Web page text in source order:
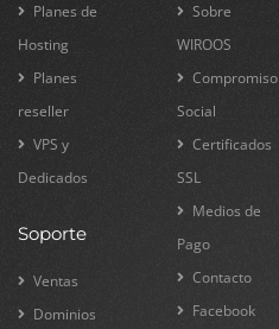
Planes de
Hosting
Planes
reseller
VPS y
Dedicados
Soporte
Ventas
Dominios
Sobre
WIROOS
Compromiso
Social
Certificados
SSL
Medios de
Pago
Contacto
Facebook